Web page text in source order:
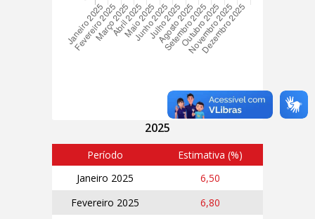
Parceria:
2025
Período
Estimativa (%)
Janeiro 2025
6,50
Fevereiro 2025
6,80